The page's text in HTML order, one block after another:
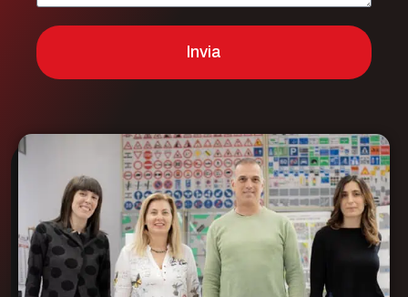
Invia